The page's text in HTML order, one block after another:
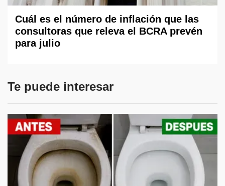
Cuál es el número de inflación que las
consultoras que releva el BCRA prevén
para julio
Te puede interesar